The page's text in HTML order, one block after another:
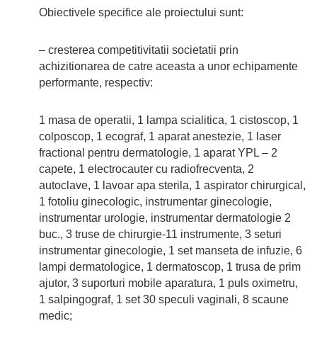
Obiectivele specifice ale proiectului sunt:
– cresterea competitivitatii societatii prin
achizitionarea de catre aceasta a unor echipamente
performante, respectiv:
1 masa de operatii, 1 lampa scialitica, 1 cistoscop, 1
colposcop, 1 ecograf, 1 aparat anestezie, 1 laser
fractional pentru dermatologie, 1 aparat YPL – 2
capete, 1 electrocauter cu radiofrecventa, 2
autoclave, 1 lavoar apa sterila, 1 aspirator chirurgical,
1 fotoliu ginecologic, instrumentar ginecologie,
instrumentar urologie, instrumentar dermatologie 2
buc., 3 truse de chirurgie-11 instrumente, 3 seturi
instrumentar ginecologie, 1 set manseta de infuzie, 6
lampi dermatologice, 1 dermatoscop, 1 trusa de prim
ajutor, 3 suporturi mobile aparatura, 1 puls oximetru,
1 salpingograf, 1 set 30 speculi vaginali, 8 scaune
medic;